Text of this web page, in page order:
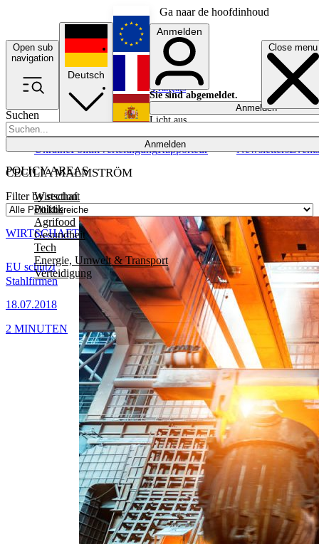
Ga naar de hoofdinhoud
Open sub
navigation
Close menu
Suchen
Anmelden
POLICY AREAS
Wirtschaft
Politik
Agrifood
Gesundheit
Tech
Energie, Umwelt & Transport
Verteidigung
UkrainePolitikVerteidigungRapporteur NewslettersEvents
Deutsch
English
Français
Anmelden
Sie sind abgemeldet.
Anmelden
Licht aus
CECILIA MALMSTRÖM
Filter by section
EU schützt
Stahlfirmen
18.07.2018
WIRTSCHAFT
2 MINUTEN